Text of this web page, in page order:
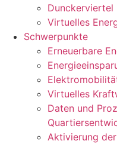
Dunckerviertel
Virtuelles
Schwerpunkte
Erneuerbare
Virtuelles
Daten und
Aktivierung